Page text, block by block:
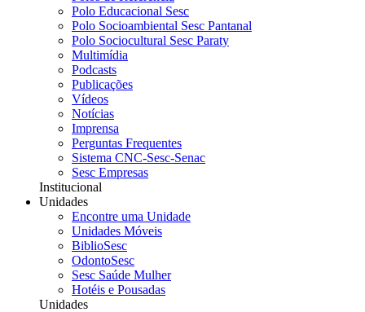
Polo Educacional Sesc
Polo Socioambiental Sesc Pantanal
Polo Sociocultural Sesc Paraty
Multimídia
Podcasts
Publicações
Vídeos
Notícias
Imprensa
Perguntas Frequentes
Sistema CNC-Sesc-Senac
Sesc Empresas
Institucional
Unidades
Encontre uma Unidade
Unidades Móveis
BiblioSesc
OdontoSesc
Sesc Saúde Mulher
Hotéis e Pousadas
Unidades